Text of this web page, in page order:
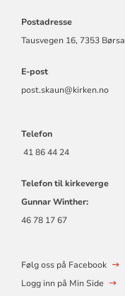
Postadresse
Tausvegen 16, 7353 Børsa
E-post
post.skaun@kirken.no
Telefon
41 86 44 24
Telefon til kirkeverge
Gunnar Winther:
46 78 17 67
Følg oss på Facebook
Logg inn på Min Side